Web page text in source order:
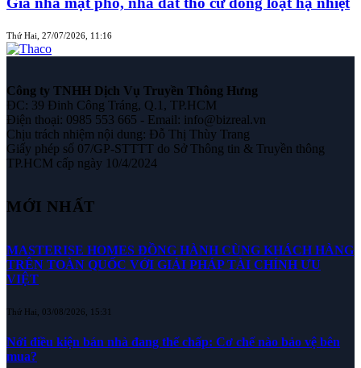
Thứ Hai, 27/07/2026, 11:16
Công ty TNHH Dịch Vụ Truyền Thông Hưng
ĐC: 39 Đinh Công Tráng, Q.1, TP.HCM
Điện thoại: 0985 553 665 - Email: info@bizreal.vn
Chịu trách nhiệm nội dung: Đỗ Thị Thùy Trang
Giấy phép số 07/GP-STTTT do Sở Thông tin & Truyền thông
TP.HCM cấp ngày 10/4/2024
MỚI NHẤT
MASTERISE HOMES ĐỒNG HÀNH CÙNG KHÁCH HÀNG
TRÊN TOÀN QUỐC VỚI GIẢI PHÁP TÀI CHÍNH ƯU
VIỆT
Thứ Hai, 03/08/2026, 15:31
Nới điều kiện bán nhà đang thế chấp: Cơ chế nào bảo vệ bên
mua?